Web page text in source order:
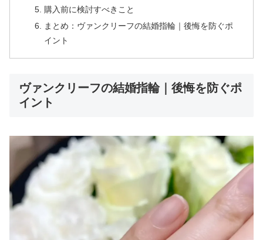
購入前に検討すべきこと
まとめ：ヴァンクリーフの結婚指輪｜後悔を防ぐポ
イント
ヴァンクリーフの結婚指輪｜後悔を防ぐポ
イント